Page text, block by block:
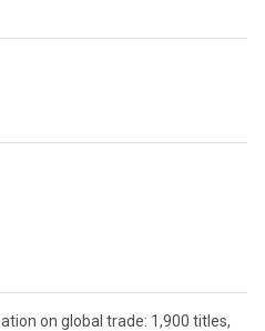
on global trade: 1,900 titles,